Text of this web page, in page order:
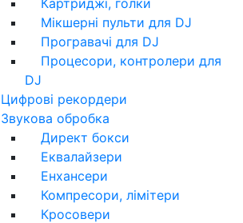
Мікшерні пульти для DJ
Програвачі для DJ
Процесори, контролери для
DJ
Цифрові рекордери
Звукова обробка
Директ бокси
Еквалайзери
Енхансери
Компресори, лімітери
Кросовери